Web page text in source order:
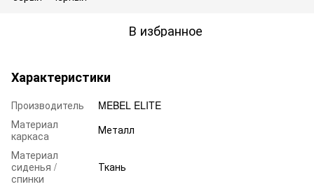
В избранное
Характеристики
Производитель
MEBEL ELITE
Материал
каркаса
Металл
Материал
сиденья /
спинки
Ткань